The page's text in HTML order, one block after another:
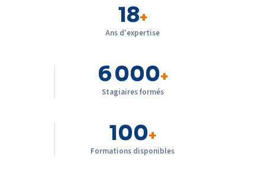
18+
Ans d'expertise
6 000+
Stagiaires formés
100+
Formations disponibles